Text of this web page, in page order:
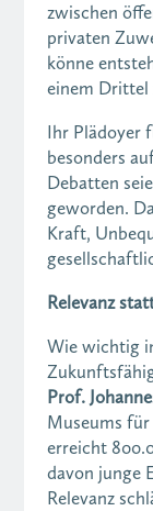
zwischen
privaten
könne
einem Drittel
Ihr Plädoyer
besonders
Debatten
geworden.
Kraft,
Relevanz
Wie wichtig
Prof.
Museums
erreicht
davon junge
Relevanz